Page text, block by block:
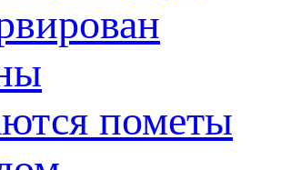
пометы